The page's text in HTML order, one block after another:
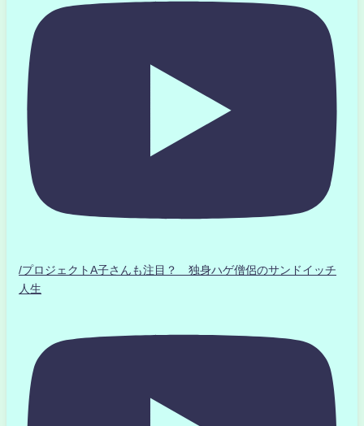
/プロジェクトA子さんも注目？ 独身ハゲ僧侶のサンドイッチ
人生